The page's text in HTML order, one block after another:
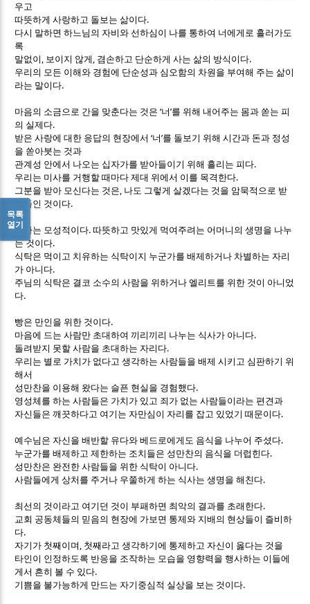
우고
따뜻하게 사랑하고 돌보는 삶이다.
다시 말하면 하느님의 자비와 선하심이 나를 통하여 너에게로 흘러가도
록
말없이 , 보이지 않게 , 겸손하고 단순하게 사는 삶의 방식이다.
우리의 모든 이해와 경험에 단순성과 심오함의 차원을 부여해 주는 삶이
라는 말이다.
마음의 소금으로 간을 맞춘다는 것은‘너’를 위해 내어주는 몸과 쏟는 피
의 실제다.
받은 사랑에 대한 응답의 현장에서‘너’를 돌보기 위해 시간과 돈과 정성
을 쏟아붓는 것과
관계성 안에서 나오는 십자가를 받아들이기 위해 흘리는 피다.
우리는 미사를 거행할 때마다 제대 위에서 이를 목격한다.
그분을 받아 모신다는 것은, 나도 그렇게 살겠다는 것을 암묵적으로 받
아들인 것이다.
식사는 모성적이다.따뜻하고 맛있게 먹여주려는 어머니의 생명을 나누
는 것이다.
식탁은 먹이고 치유하는 식탁이지 누군가를 배제하거나 차별하는 자리
가 아니다.
주님의 식탁은 결코 소수의 사람을 위하거나 엘리트를 위한 것이 아니었
다.
빵은 만인을 위한 것이다.
마음에 드는 사람만 초대하여 끼리끼리 나누는 식사가 아니다.
돌려받지 못할 사람을 초대하는 자리다.
우리는 별로 가치가 없다고 생각하는 사람들을 배제 시키고 심판하기 위
해서
성만찬을 이용해 왔다는 슬픈 현실을 경험했다.
영성체를 하는 사람들은 가치가 있고 죄가 없는 사람들이라는 편견과
자신들은 깨끗하다고 여기는 자만심이 자리를 잡고 있었기 때문이다.
예수님은 자신을 배반할 유다와 베드로에게도 음식을 나누어 주셨다.
누군가를 배제하고 제한하는 조치들은 성만찬의 음식을 더럽힌다.
성만찬은 완전한 사람들을 위한 식탁이 아니다.
사람들에게 상처를 주거나 우쭐하게 하는 식사는 생명을 해친다.
최선의 것이라고 여기던 것이 부패하면 최악의 결과를 초래한다.
교회 공동체들의 믿음의 현장에 가보면 통제와 지배의 현상들이 즐비하
다.
자기가 첫째이며 , 첫째라고 생각하기에 통제하고 자신이 옳다는 것을
타인이 인정하도록 반응을 조작하는 모습을 영향력을 행사하는 이들에
게서 흔히 볼 수 있다.
기쁨을 불가능하게 만드는 자기중심적 실상을 보는 것이다.
목록
열기